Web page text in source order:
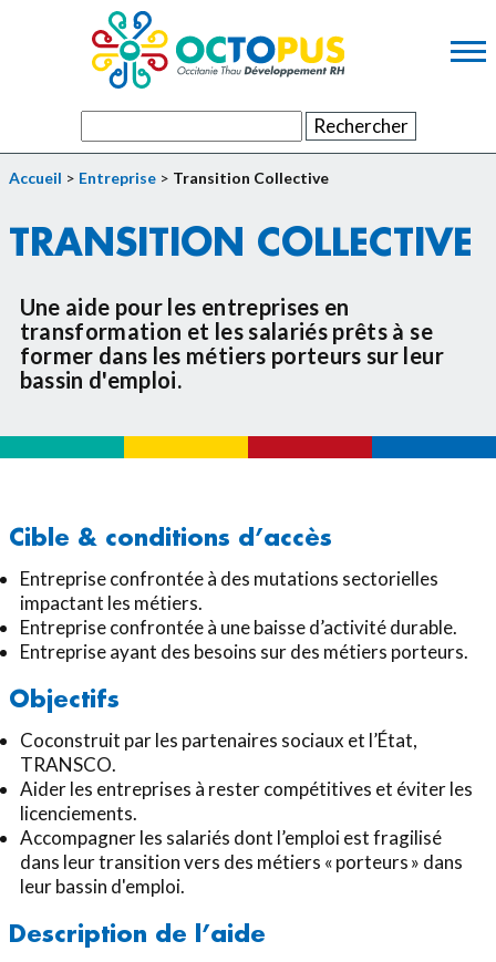
Panneau de gestion des cookies
Contenu principal
Accueil > Entreprise> Transition Collective
TRANSITION COLLECTIVE
Une aide pour les entreprises en
transformation et les salariés prêts à se
former dans les métiers porteurs sur leur
bassin d'emploi.
Cible & conditions d’accès
Entreprise confrontée à des mutations sectorielles
impactant les métiers.
Entreprise confrontée à une baisse d’activité durable.
Entreprise ayant des besoins sur des métiers porteurs.
Objectifs
Coconstruit par les partenaires sociaux et l’État,
TRANSCO.
Aider les entreprises à rester compétitives et éviter les
licenciements.
Accompagner les salariés dont l’emploi est fragilisé
dans leur transition vers des métiers « porteurs » dans
leur bassin d'emploi.
Description de l’aide